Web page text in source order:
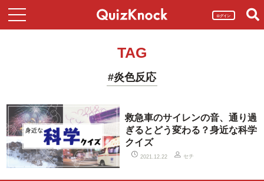
ログイン
TAG
#炎色反応
救急車のサイレンの音、通り過
ぎるとどう変わる？身近な科学
クイズ
2021.12.22 セチ